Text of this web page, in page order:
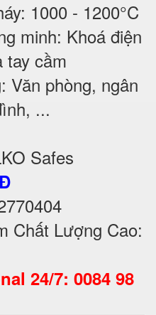
1000 - 1200°C
minh: Khoá điện
tay cầm
Văn phòng, ngân
...
Safes
Chất Lượng Cao:
24/7: 0084 98